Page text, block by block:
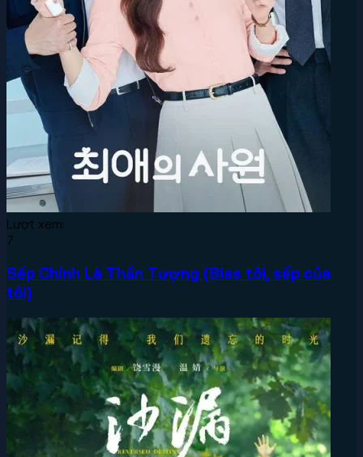
Lượt xem:
7
Sếp Chính Là Thần Tượng (Bias tôi, sếp của
tôi)